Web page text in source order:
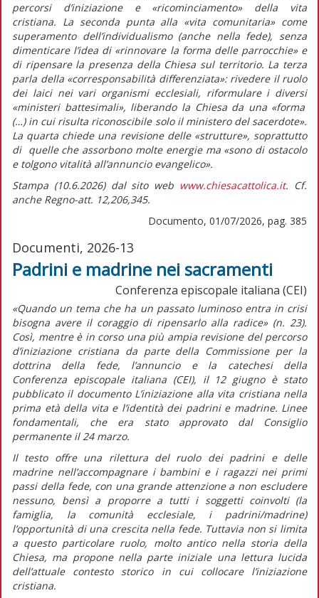
percorsi d’iniziazione e «ricominciamento» della vita
cristiana. La seconda punta alla «vita comunitaria» come
superamento dell’individualismo (anche nella fede), senza
dimenticare l’idea di«rinnovare la forma delle parrocchie» e
di ripensare la presenza della Chiesa sul territorio. La terza
parla della«corresponsabilità differenziata»: rivedere il ruolo
dei laici nei vari organismi ecclesiali, riformulare i diversi
«ministeri battesimali», liberando la Chiesa da una«forma
(…) in cui risulta riconoscibile solo il ministero del sacerdote».
La quarta chiede una revisione delle «strutture», soprattutto
di quelle che assorbono molte energie ma«sono di ostacolo
e tolgono vitalità all’annuncio evangelico».
Stampa (10.6.2026) dal sito web www.chiesacattolica.it. Cf.
anche Regno-att. 12,206,345.
Documento, 01/07/2026, pag. 385
Documenti, 2026-13
Padrini e madrine nei sacramenti
Conferenza episcopale italiana (CEI)
«Quando un tema che ha un passato luminoso entra in crisi
bisogna avere il coraggio di ripensarlo alla radice» (n. 23).
Così, mentre è in corso una più ampia revisione del percorso
d’iniziazione cristiana da parte della Commissione per la
dottrina della fede, l’annuncio e la catechesi della
Conferenza episcopale italiana (CEI), il 12 giugno è stato
pubblicato il documento L’iniziazione alla vita cristiana nella
prima età della vita e l’identità dei padrini e madrine. Linee
fondamentali, che era stato approvato dal Consiglio
permanente il 24 marzo.
Il testo offre una rilettura del ruolo dei padrini e delle
madrine nell’accompagnare i bambini e i ragazzi nei primi
passi della fede, con una grande attenzione a non escludere
nessuno, bensì a proporre a tutti i soggetti coinvolti (la
famiglia, la comunità ecclesiale, i padrini/madrine)
l’opportunità di una crescita nella fede. Tuttavia non si limita
a questo particolare ruolo, molto antico nella storia della
Chiesa, ma propone nella parte iniziale una lettura lucida
dell’attuale contesto storico in cui collocare l’iniziazione
cristiana.